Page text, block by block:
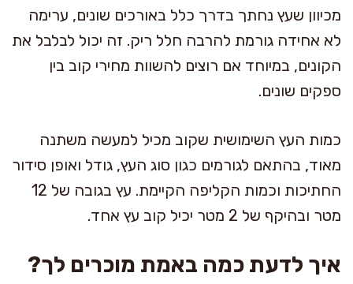
מכיוון שעץ נחתך בדרך כלל באורכים שונים, ערימה
לא אחידה גורמת להרבה חלל ריק. זה יכול לבלבל את
הקונים, במיוחד אם רוצים להשוות מחירי קוב בין
ספקים שונים.
כמות העץ השימושית שקוב מכיל למעשה משתנה
מאוד, בהתאם לגורמים כגון סוג העץ, גודל ואופן סידור
החתיכות וכמות הקליפה הקיימת. עץ בגובה של 12
מטר ובהיקף של 2 מטר יכיל קוב עץ אחד.
איך לדעת כמה באמת מוכרים לך?